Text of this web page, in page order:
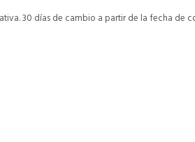
30 días de cambio a partir de la fecha de